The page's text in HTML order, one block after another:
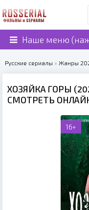
Наше меню
Русские сериалы » Жанры
ХОЗЯЙКА ГОРЫ
СМОТРЕТЬ
16+